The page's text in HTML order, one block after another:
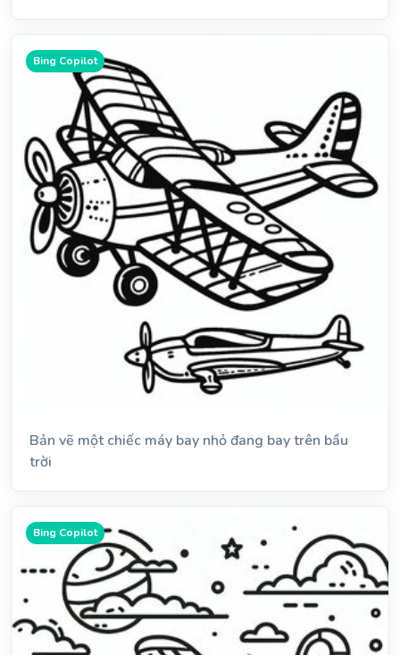
Bing Copilot
Bản vẽ một chiếc máy bay nhỏ đang bay trên bầu
trời
Bing Copilot